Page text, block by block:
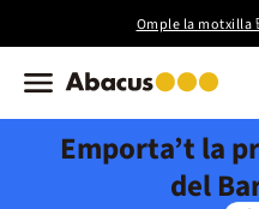
Omple la motxilla
Emporta’t la
del